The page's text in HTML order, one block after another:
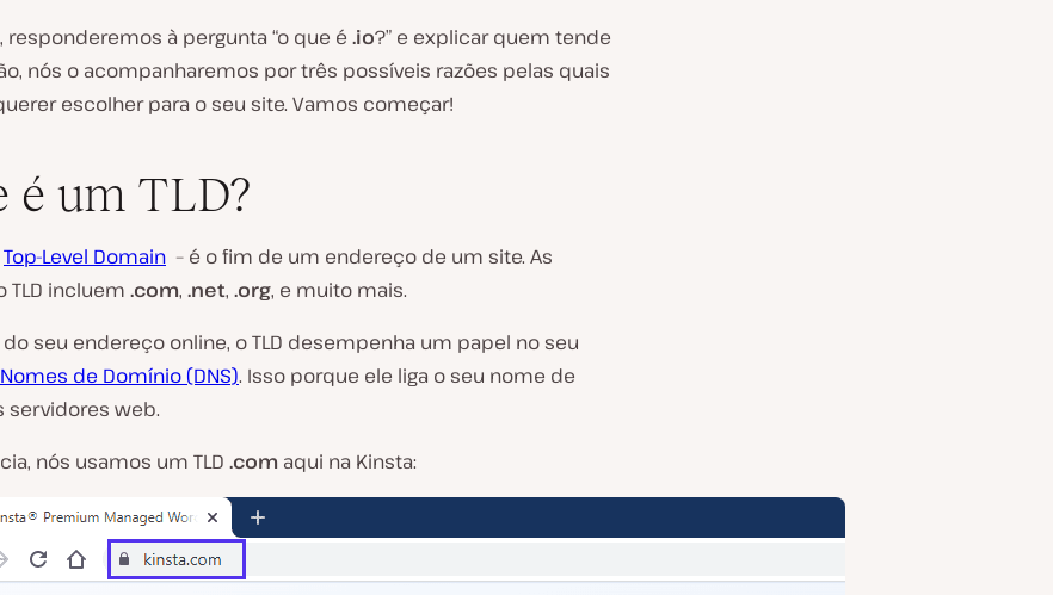
responderemos à pergunta “o que é .io?” e explicar quem tende
nós o acompanharemos por três possíveis razões pelas quais
escolher para o seu site. Vamos começar!
é um TLD?
Top-Level Domain – é o fim de um endereço de um site. As
TLD incluem .com, .net, .org, e muito mais.
seu endereço online, o TLD desempenha um papel no seu
de Domínio (DNS). Isso porque ele liga o seu nome de
servidores web.
nós usamos um TLD .com aqui na Kinsta: